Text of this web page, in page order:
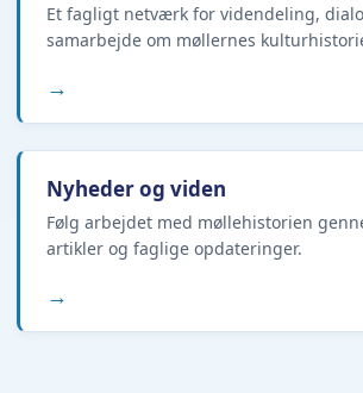
Et fagligt netværk for videndeling,
samarbejde om møllernes
→
Nyheder og viden
Følg arbejdet med møllehistorien
artikler og faglige opdateringer.
→